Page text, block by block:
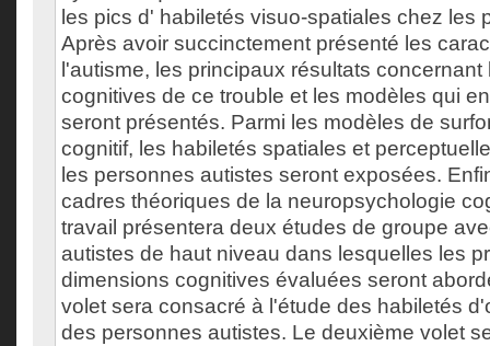
les pics d' habiletés visuo-spatiales chez les
Après avoir succinctement présenté les
l'autisme, les principaux résultats
cognitives de ce trouble et les modèles qui
seront présentés. Parmi les modèles de
cognitif, les habiletés spatiales et
les personnes autistes seront exposées.
cadres théoriques de la neuropsychologie
travail présentera deux études de groupe
autistes de haut niveau dans lesquelles les
dimensions cognitives évaluées seront
volet sera consacré à l'étude des habiletés
des personnes autistes. Le deuxième volet